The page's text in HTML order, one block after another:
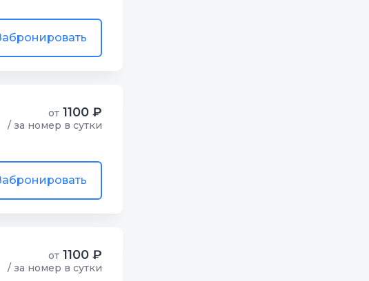
от 1100 ₽
/ за номер в сутки
от 1100 ₽
/ за номер в сутки